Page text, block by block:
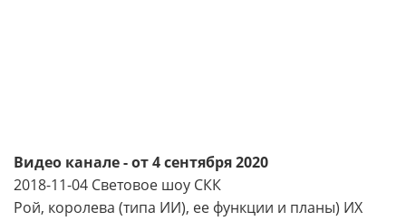
Видео канале - от 4 сентября 2020
2018-11-04 Световое шоу СКК
Рой, королева (типа ИИ), ее функции и планы) ИХ